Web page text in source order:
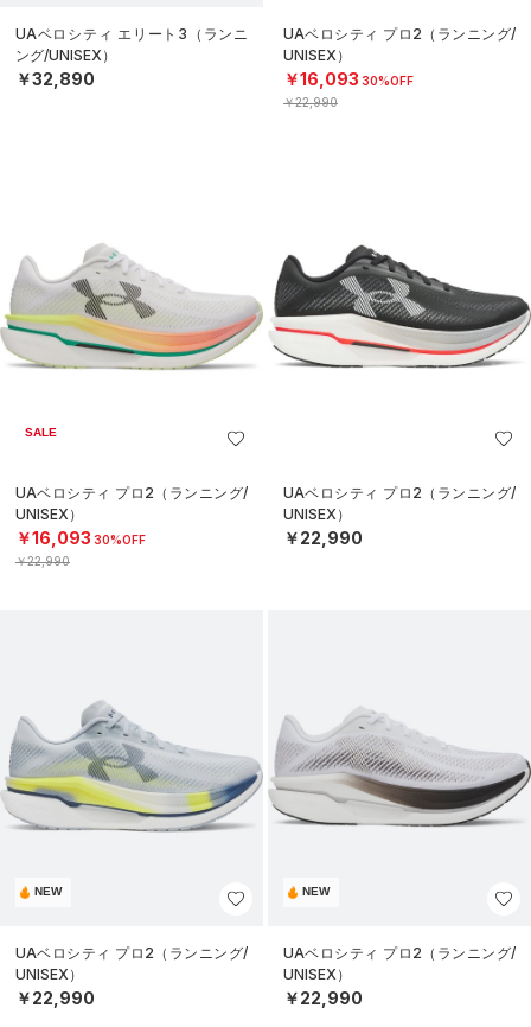
UAベロシティ エリート3（ランニ
ング/UNISEX）
￥32,890
UAベロシティ プロ2（ランニング/
UNISEX）
￥16,093 30%OFF
￥22,990
SALE
UAベロシティ プロ2（ランニング/
UNISEX）
￥16,093 30%OFF
￥22,990
UAベロシティ プロ2（ランニング/
UNISEX）
￥22,990
NEW
UAベロシティ プロ2（ランニング/
UNISEX）
￥22,990
NEW
UAベロシティ プロ2（ランニング/
UNISEX）
￥22,990